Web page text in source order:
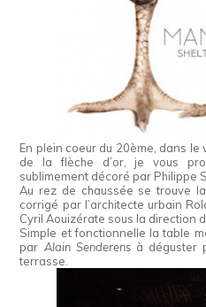
En plein coeur du 20ème, dans
de la flèche d’or, je vous
sublimement décoré par Philippe
Au rez de chaussée se trouve
corrigé par l’architecte urbain
Cyril Aouizérate sous la direction
Simple et fonctionnelle la table
par Alain Senderensà déguster
terrasse.